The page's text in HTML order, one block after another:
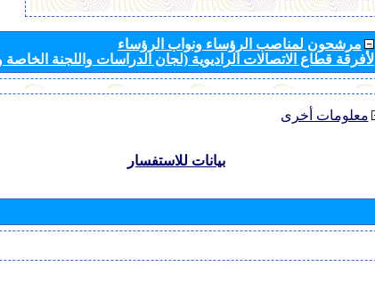
مرشحون لمناصب الرؤساء ونواب الرؤساء
لأفرقة قطاع الاتصالات الراديوية (لجان الدراسات واللجنة
معلومات أخرى
بيانات للاستفسار